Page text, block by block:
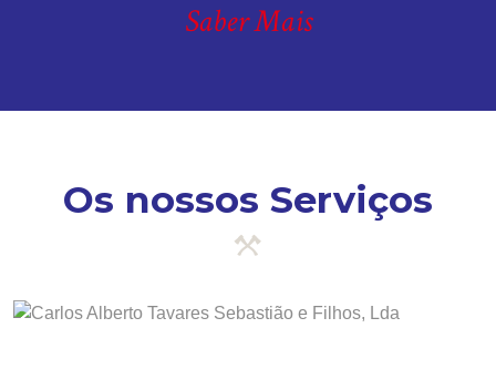
Saber Mais
Os nossos Serviços